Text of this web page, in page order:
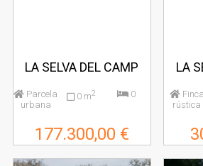
LA SELVA DEL CAMP
Parcela
urbana
0 m2 0
177.300,00 €
LA
Finca
rústica